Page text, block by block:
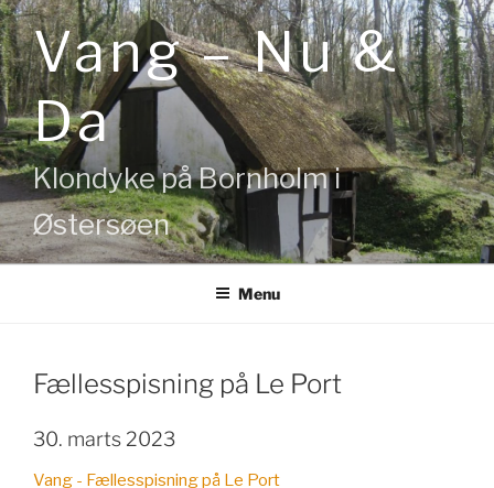
Videre
til
indholdVang – Nu &
Da
Klondyke på Bornholm i
Østersøen
Menu
Fællesspisning på Le Port
30. marts 2023
Vang - Fællesspisning på Le Port